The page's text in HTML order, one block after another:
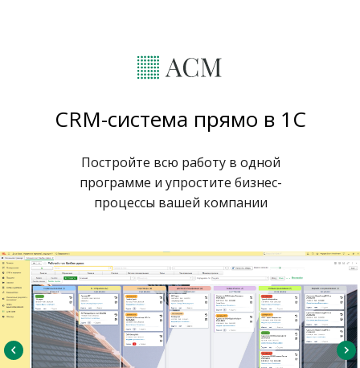
CRM-система прямо в 1С
Постройте всю работу в одной
программе и упростите бизнес-
процессы вашей компании